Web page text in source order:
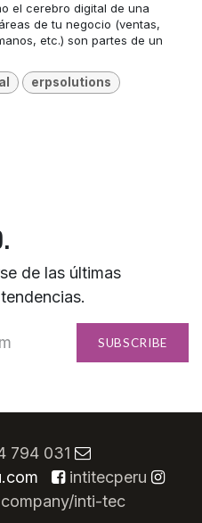
el cerebro digital de una
de tu negocio (ventas,
etc.) son partes de un
erpsolutions
de las últimas
SUBSCRIBE
794 031
intitecperu
company/inti-tec